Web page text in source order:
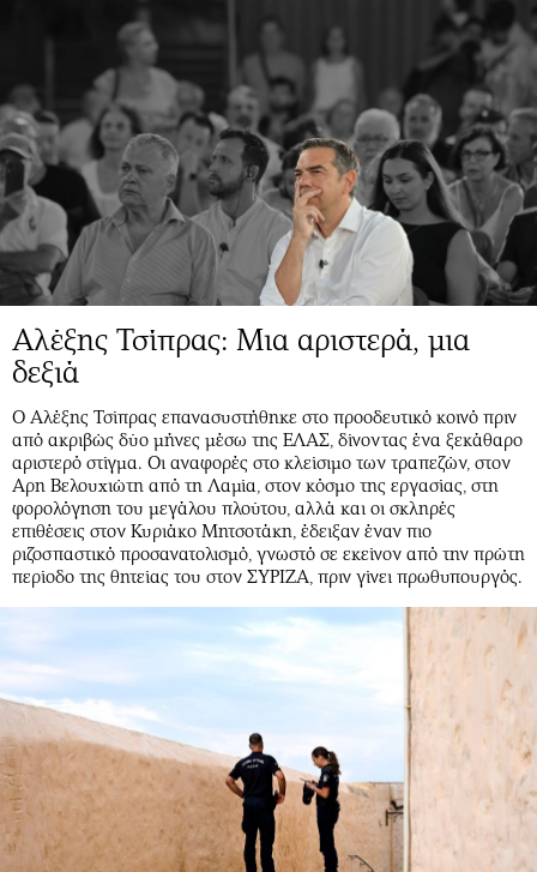
Αλέξης Τσίπρας: Μια αριστερά, μια
δεξιά
Ο Αλέξης Τσίπρας επανασυστήθηκε στο προοδευτικό κοινό πριν
από ακριβώς δύο μήνες μέσω της ΕΛΑΣ, δίνοντας ένα ξεκάθαρο
αριστερό στίγμα. Οι αναφορές στο κλείσιμο των τραπεζών, στον
Αρη Βελουχιώτη από τη Λαμία, στον κόσμο της εργασίας, στη
φορολόγηση του μεγάλου πλούτου, αλλά και οι σκληρές
επιθέσεις στον Κυριάκο Μητσοτάκη, έδειξαν έναν πιο
ριζοσπαστικό προσανατολισμό, γνωστό σε εκείνον από την πρώτη
περίοδο της θητείας του στον ΣΥΡΙΖΑ, πριν γίνει πρωθυπουργός.